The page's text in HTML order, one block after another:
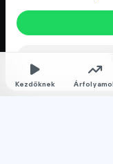
Kezdőknek